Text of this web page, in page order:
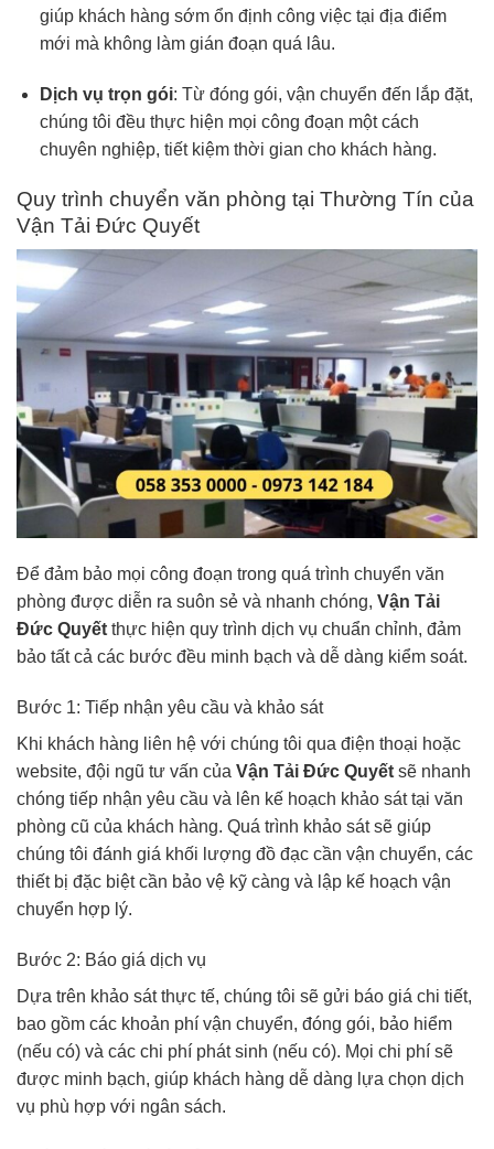
giúp khách hàng sớm ổn định công việc tại địa điểm
mới mà không làm gián đoạn quá lâu.
Dịch vụ trọn gói: Từ đóng gói, vận chuyển đến lắp đặt,
chúng tôi đều thực hiện mọi công đoạn một cách
chuyên nghiệp, tiết kiệm thời gian cho khách hàng.
Quy trình chuyển văn phòng tại Thường Tín của
Vận Tải Đức Quyết
Để đảm bảo mọi công đoạn trong quá trình chuyển văn
phòng được diễn ra suôn sẻ và nhanh chóng, Vận Tải
Đức Quyết thực hiện quy trình dịch vụ chuẩn chỉnh, đảm
bảo tất cả các bước đều minh bạch và dễ dàng kiểm soát.
Bước 1: Tiếp nhận yêu cầu và khảo sát
Khi khách hàng liên hệ với chúng tôi qua điện thoại hoặc
website, đội ngũ tư vấn của Vận Tải Đức Quyết sẽ nhanh
chóng tiếp nhận yêu cầu và lên kế hoạch khảo sát tại văn
phòng cũ của khách hàng. Quá trình khảo sát sẽ giúp
chúng tôi đánh giá khối lượng đồ đạc cần vận chuyển, các
thiết bị đặc biệt cần bảo vệ kỹ càng và lập kế hoạch vận
chuyển hợp lý.
Bước 2: Báo giá dịch vụ
Dựa trên khảo sát thực tế, chúng tôi sẽ gửi báo giá chi tiết,
bao gồm các khoản phí vận chuyển, đóng gói, bảo hiểm
(nếu có) và các chi phí phát sinh (nếu có). Mọi chi phí sẽ
được minh bạch, giúp khách hàng dễ dàng lựa chọn dịch
vụ phù hợp với ngân sách.